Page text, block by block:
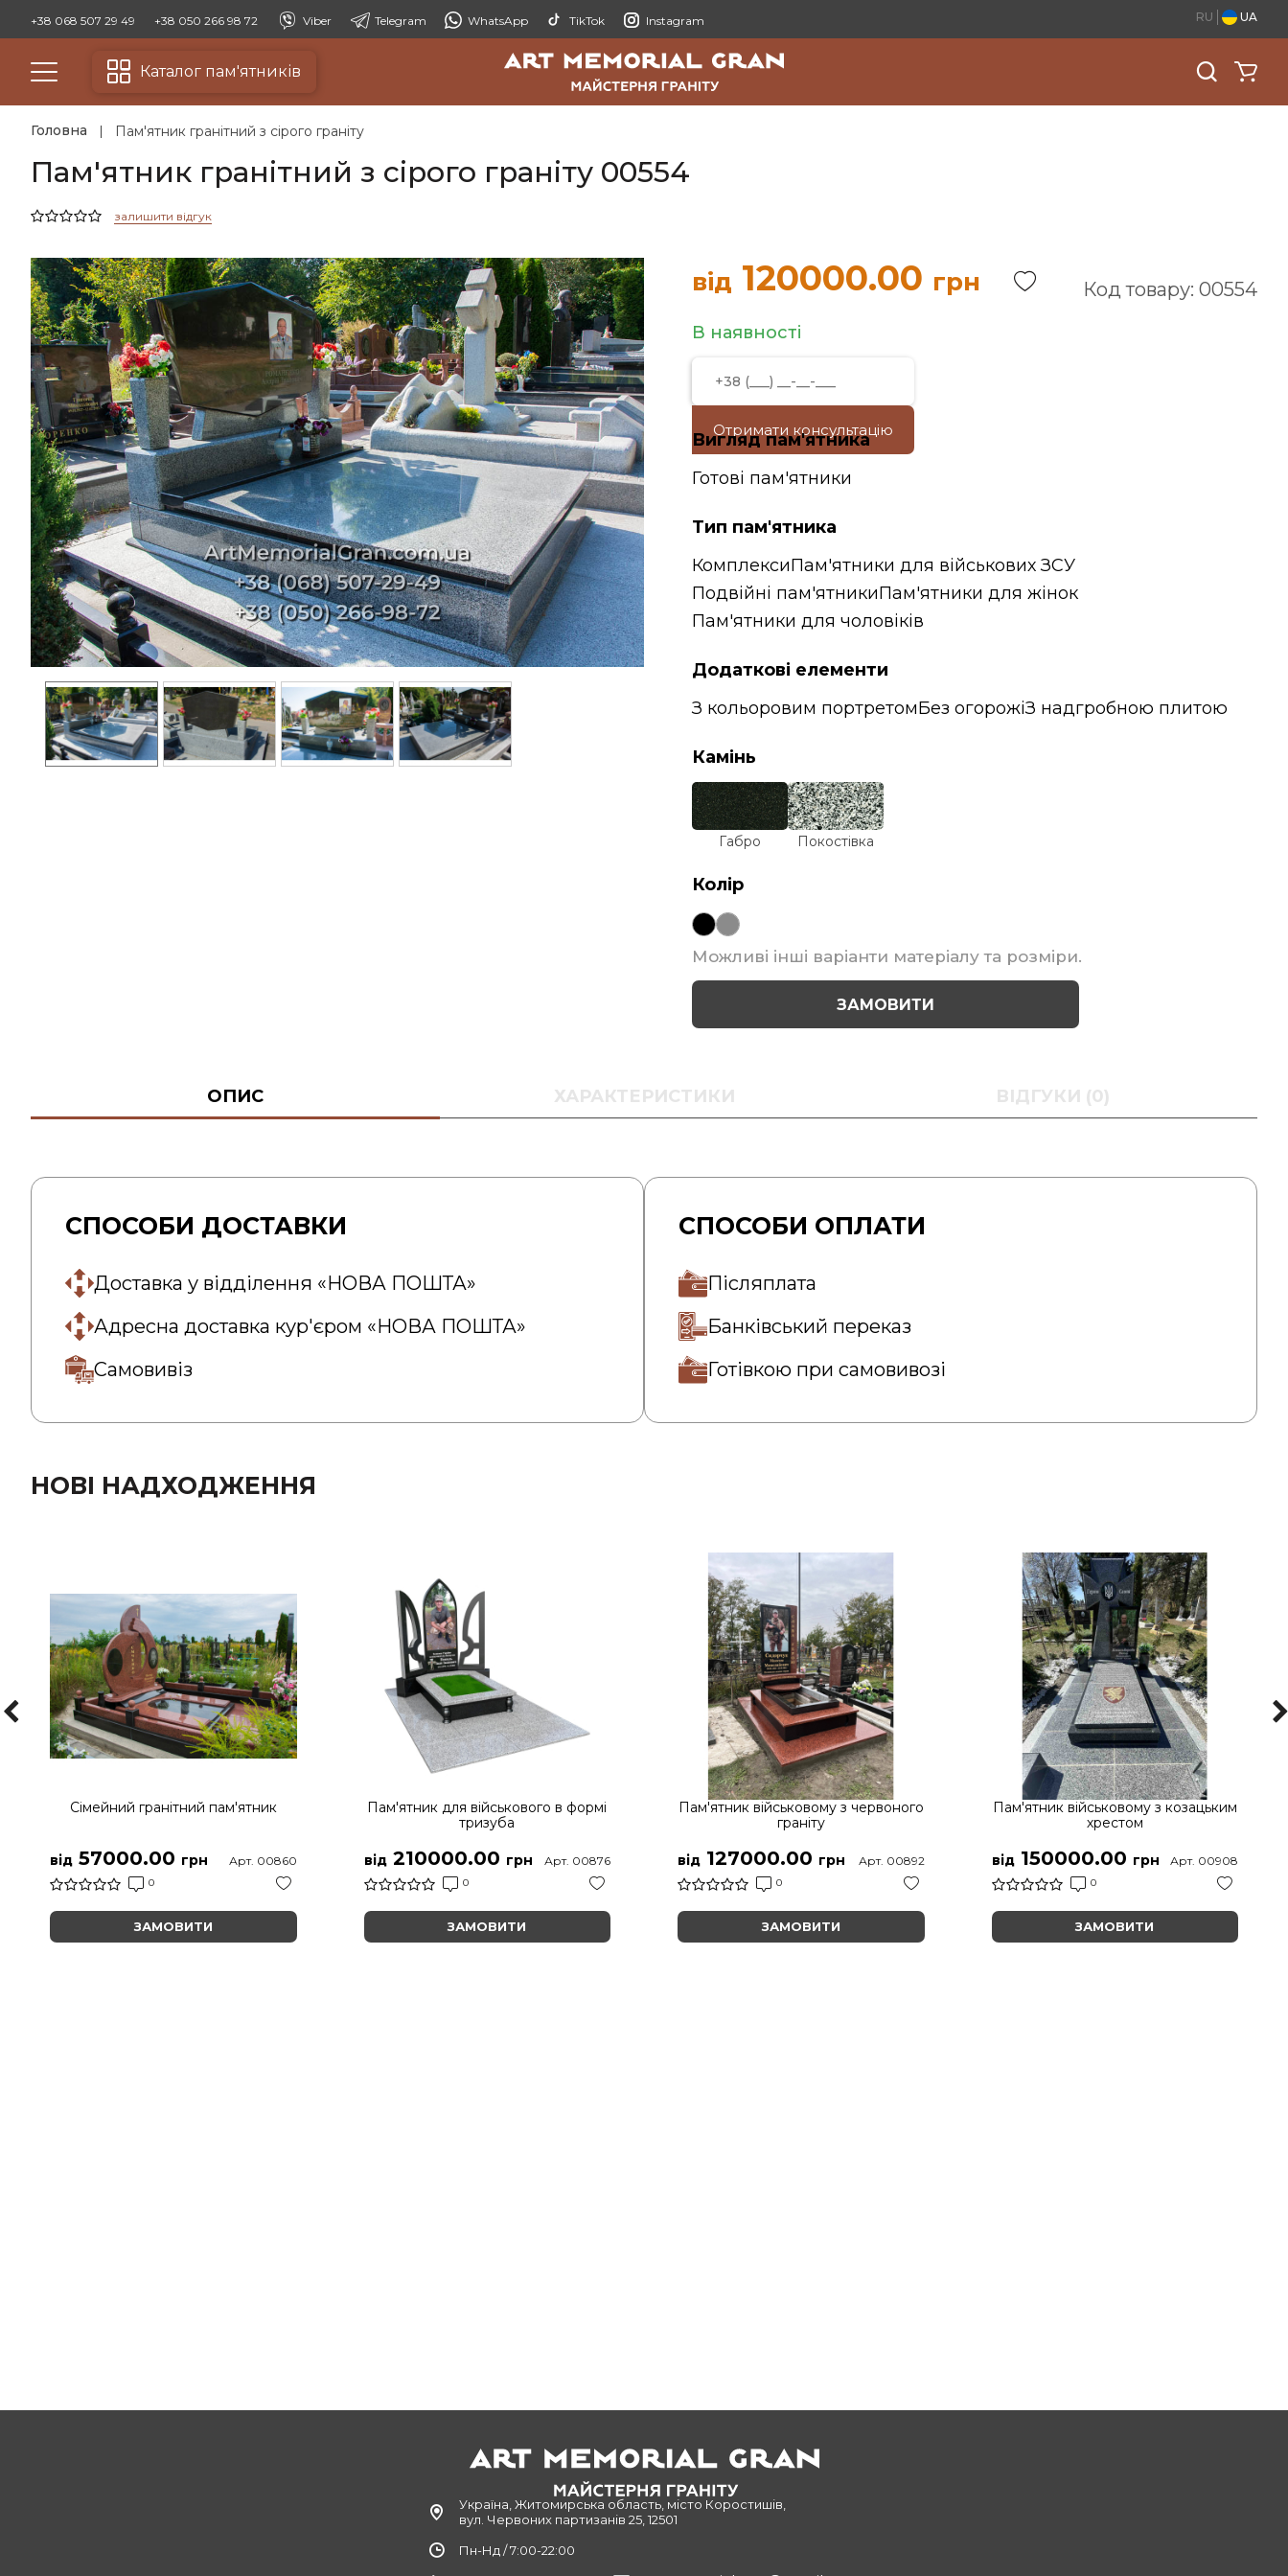
+38 068 507 29 49 +38 050 266 98 72 Viber Telegram WhatsApp TikTok Instagram RU UA
Каталог пам'ятників
Головна Пам'ятник гранітний з сірого граніту
Пам'ятник гранітний з сірого граніту 00554
залишити відгук
від 120000.00 грн Код товару: 00554
В наявності
Отримати консультацію
Вигляд пам'ятника
Готові пам'ятники
Тип пам'ятника
КомплексиПам'ятники для військових ЗСУ
Подвійні пам'ятникиПам'ятники для жінок
Пам'ятники для чоловіків
Додаткові елементи
З кольоровим портретомБез огорожіЗ надгробною плитою
Камінь
Габро Покостівка
Колір
Можливі інші варіанти матеріалу та розміри.
ЗАМОВИТИ
ОПИС ХАРАКТЕРИСТИКИ ВІДГУКИ (0)
СПОСОБИ ДОСТАВКИ
Доставка у відділення «НОВА ПОШТА»
Адресна доставка кур'єром «НОВА ПОШТА»
Самовивіз
СПОСОБИ ОПЛАТИ
Післяплата
Банківський переказ
Готівкою при самовивозі
НОВІ НАДХОДЖЕННЯ
Сімейний гранітний пам'ятник
від 57000.00 грн
0
Арт. 00860
ЗАМОВИТИ
Пам'ятник для військового в формі
тризуба
від210000.00 грн
0
Арт. 00876
ЗАМОВИТИ
Пам'ятник військовому з червоного
граніту
від 127000.00 грн
0
Арт. 00892
ЗАМОВИТИ
Пам'ятник військовому з козацьким
хрестом
від150000.00 грн
0
Арт. 00908
ЗАМОВИТИ
Україна, Житомирська область, місто Коростишів,
вул. Червоних партизанів 25, 12501
Пн-Нд / 7:00-22:00